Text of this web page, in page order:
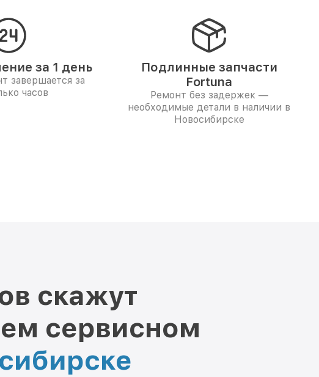
за 1 день
завершается за
часов
Подлинные запчасти
Fortuna
Ремонт без задержек —
необходимые детали в наличии в
Новосибирске
скажут
сервисном